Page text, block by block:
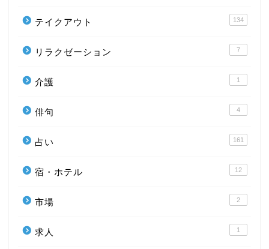
テイクアウト 134
リラクゼーション 7
介護 1
俳句 4
占い 161
宿・ホテル 12
市場 2
求人 1